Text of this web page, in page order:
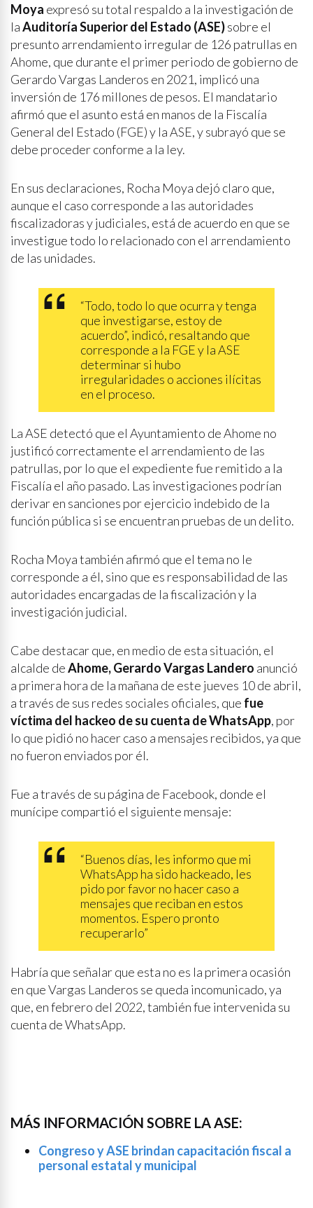
Moya expresó su total respaldo a la investigación de
laAuditoría Superior del Estado (ASE)sobre el
presunto arrendamiento irregular de 126 patrullas en
Ahome, que durante el primer periodo de gobierno de
Gerardo Vargas Landeros en 2021, implicó una
inversión de 176 millones de pesos. El mandatario
afirmó que el asunto está en manos de la Fiscalía
General del Estado (FGE) y la ASE, y subrayó que se
debe proceder conforme a la ley.
En sus declaraciones, Rocha Moya dejó claro que,
aunque el caso corresponde a las autoridades
fiscalizadoras y judiciales, está de acuerdo en que se
investigue todo lo relacionado con el arrendamiento
de las unidades.
“Todo, todo lo que ocurra y tenga
que investigarse, estoy de
acuerdo”, indicó, resaltando que
corresponde a la FGE y la ASE
determinar si hubo
irregularidades o acciones ilícitas
en el proceso.
La ASE detectó que el Ayuntamiento de Ahome no
justificó correctamente el arrendamiento de las
patrullas, por lo que el expediente fue remitido a la
Fiscalía el año pasado. Las investigaciones podrían
derivar en sanciones por ejercicio indebido de la
función pública si se encuentran pruebas de un delito.
Rocha Moya también afirmó que el tema no le
corresponde a él, sino que es responsabilidad de las
autoridades encargadas de la fiscalización y la
investigación judicial.
Cabe destacar que, en medio de esta situación, el
alcalde deAhome, Gerardo Vargas Landero anunció
a primera hora de la mañana de este jueves 10 de abril,
a través de sus redes sociales oficiales, que fue
víctima del hackeo de su cuenta de WhatsApp, por
lo que pidió no hacer caso a mensajes recibidos, ya que
no fueron enviados por él.
Fue a través de su página de Facebook, donde el
munícipe compartió el siguiente mensaje:
“Buenos días, les informo que mi
WhatsApp ha sido hackeado, les
pido por favor no hacer caso a
mensajes que reciban en estos
momentos. Espero pronto
recuperarlo”
Habría que señalar que esta no es la primera ocasión
en que Vargas Landeros se queda incomunicado, ya
que, en febrero del 2022, también fue intervenida su
cuenta de WhatsApp.
MÁS INFORMACIÓN SOBRE LA ASE:
Congreso y ASE brindan capacitación fiscal a
personal estatal y municipal